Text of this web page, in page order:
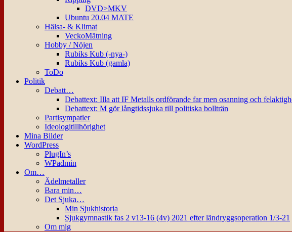
DVD>MKV
Ubuntu 20.04 MATE
Hälsa- & Klimat
VeckoMätning
Hobby / Nöjen
Rubiks Kub (-nya-)
Rubiks Kub (gamla)
ToDo
Politik
Debatt…
Debattext: Illa att IF Metalls ordförande far men osanning och
Debattext: M gör långtidssjuka till politiska bollträn
Partisympatier
Ideologitillhörighet
Mina Bilder
WordPress
PlugIn’s
WPadmin
Om…
Ädelmetaller
Bara min…
Det Sjuka…
Min Sjukhistoria
Sjukgymnastik fas 2 v13-16 (4v) 2021 efter ländryggsoperation 1/3-21
Om mig